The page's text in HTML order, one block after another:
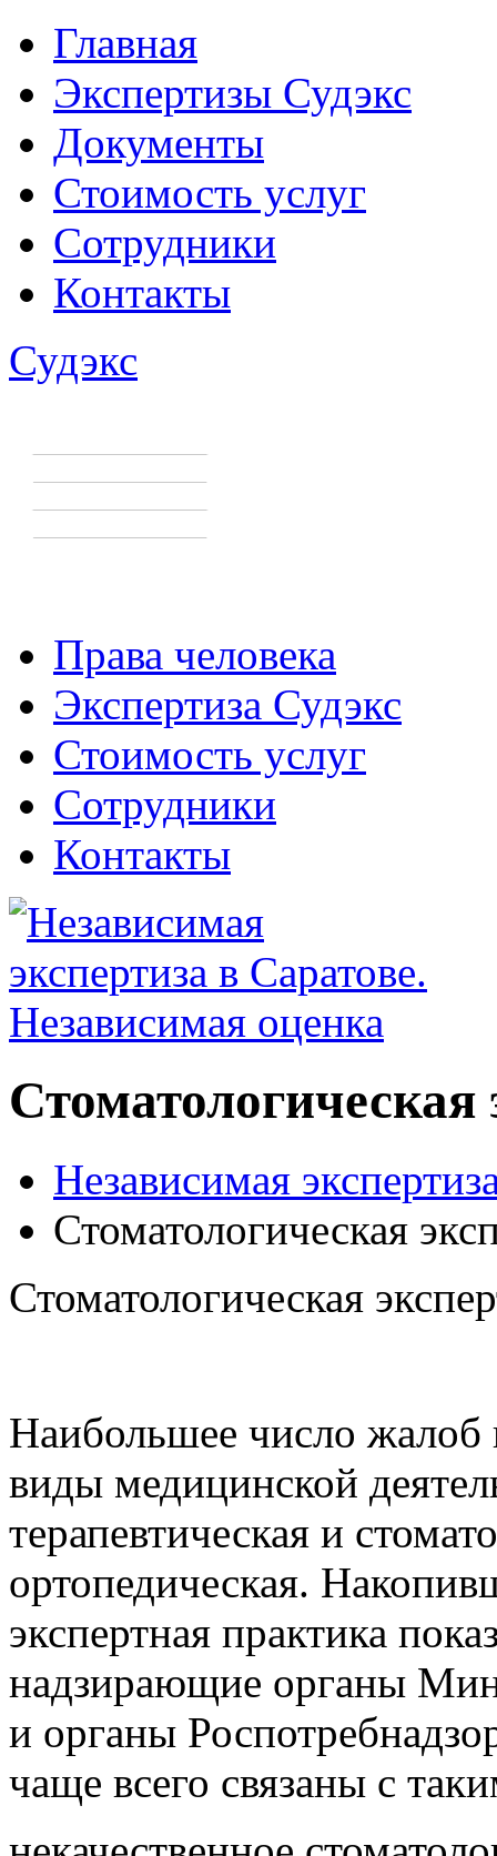
Главная
Экспертизы Судэкс
Документы
Стоимость услуг
Сотрудники
Контакты
Судэкс
Права человека
Экспертиза Судэкс
Стоимость услуг
Сотрудники
Контакты
Стоматологическая
Независимая
Стоматологическая
Стоматологическая
Наибольшее число жалоб
виды медицинской
терапевтическая и
ортопедическая.
экспертная практика
надзирающие органы
и органы
чаще всего связаны с